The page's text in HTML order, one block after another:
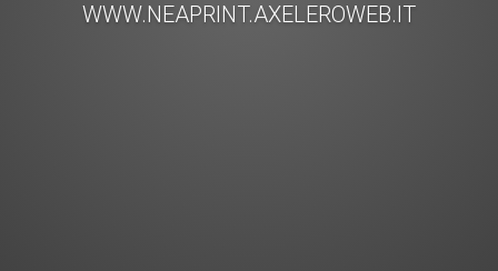
WWW.NEAPRINT.AXELEROWEB.IT